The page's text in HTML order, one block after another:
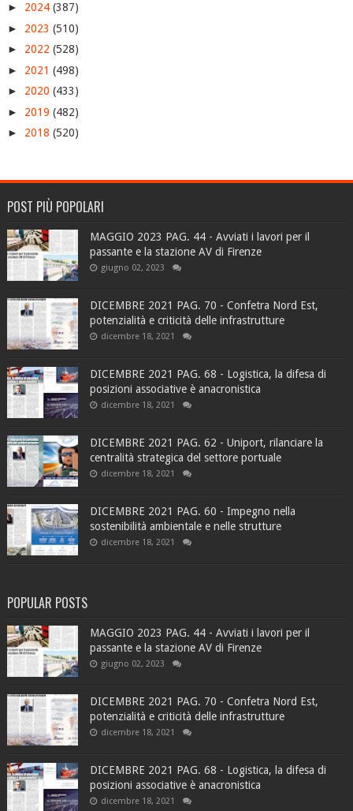
► 2024 (387)
► 2023 (510)
► 2022 (528)
► 2021 (498)
► 2020 (433)
► 2019 (482)
► 2018 (520)
POST PIÙ POPOLARI
MAGGIO 2023 PAG. 44 - Avviati i lavori per il
passante e la stazione AV di Firenze
giugno 02, 2023
DICEMBRE 2021 PAG. 70 - Confetra Nord Est,
potenzialità e criticità delle infrastrutture
dicembre 18, 2021
DICEMBRE 2021 PAG. 68 - Logistica, la difesa di
posizioni associative è anacronistica
dicembre 18, 2021
DICEMBRE 2021 PAG. 62 - Uniport, rilanciare la
centralità strategica del settore portuale
dicembre 18, 2021
DICEMBRE 2021 PAG. 60 - Impegno nella
sostenibilità ambientale e nelle strutture
dicembre 18, 2021
POPULAR POSTS
MAGGIO 2023 PAG. 44 - Avviati i lavori per il
passante e la stazione AV di Firenze
giugno 02, 2023
DICEMBRE 2021 PAG. 70 - Confetra Nord Est,
potenzialità e criticità delle infrastrutture
dicembre 18, 2021
DICEMBRE 2021 PAG. 68 - Logistica, la difesa di
posizioni associative è anacronistica
dicembre 18, 2021